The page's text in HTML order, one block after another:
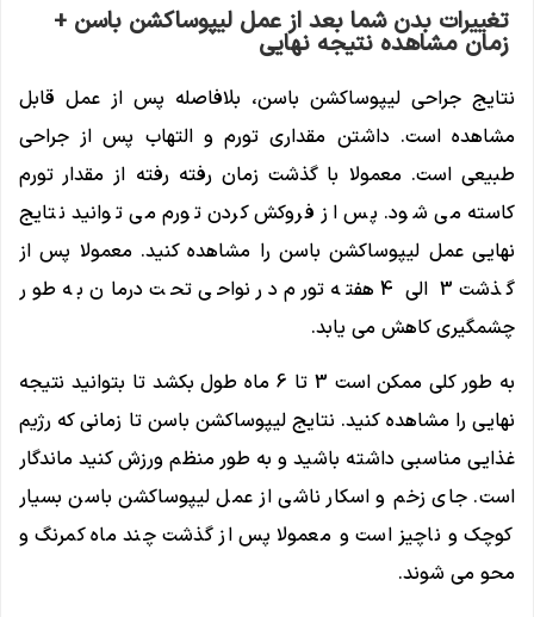
تغییرات بدن شما بعد از عمل لیپوساکشن باسن +
زمان مشاهده نتیجه نهایی
نتایج جراحی لیپوساکشن باسن، بلافاصله پس از عمل قابل
مشاهده است. داشتن مقداری تورم و التهاب پس از جراحی
طبیعی است. معمولا با گذشت زمان رفته رفته از مقدار تورم
کاسته می شود. پس از فروکش کردن تورم می توانید نتایج
نهایی عمل لیپوساکشن باسن را مشاهده کنید. معمولا پس از
گذشت 3 الی 4 هفته تورم در نواحی تحت درمان به طور
چشمگیری کاهش می یابد.
به طور کلی ممکن است 3 تا 6 ماه طول بکشد تا بتوانید نتیجه
نهایی را مشاهده کنید. نتایج لیپوساکشن باسن تا زمانی که رژیم
غذایی مناسبی داشته باشید و به طور منظم ورزش کنید ماندگار
است. جای زخم و اسکار ناشی از عمل لیپوساکشن باسن بسیار
کوچک و ناچیز است و معمولا پس از گذشت چند ماه کمرنگ و
محو می شوند.